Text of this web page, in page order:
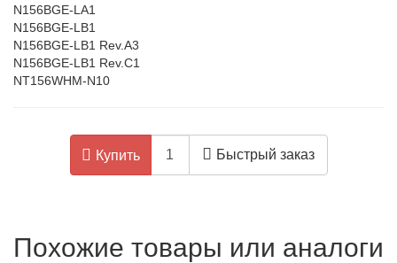
N156BGE-LA1
N156BGE-LB1
N156BGE-LB1 Rev.A3
N156BGE-LB1 Rev.C1
NT156WHM-N10
Купить Быстрый заказ
Похожие товары или аналоги